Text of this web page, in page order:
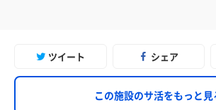
ツイート シェア
この施設のサ活をもっと見